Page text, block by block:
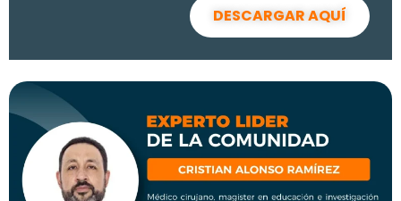
DESCARGAR AQUÍ